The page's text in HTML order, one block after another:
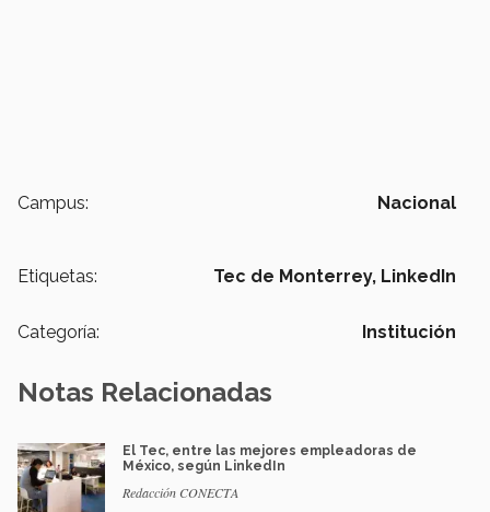
Campus: Nacional
Etiquetas: Tec de Monterrey, LinkedIn
Categoría: Institución
Notas Relacionadas
El Tec, entre las mejores empleadoras de
México, según LinkedIn
Redacción CONECTA